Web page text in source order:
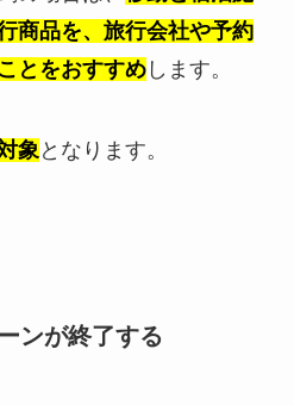
商品を、旅行会社や予約
とをおすすめします。
象 となります。
ンが終了する